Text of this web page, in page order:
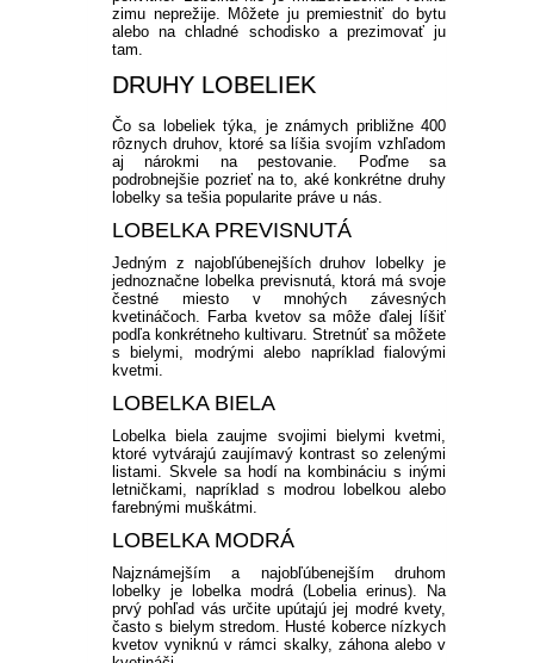
zimu neprežije. Môžete ju premiestniť do bytu
alebo na chladné schodisko a prezimovať ju
tam.
DRUHY LOBELIEK
Čo sa lobeliek týka, je známych približne 400
rôznych druhov, ktoré sa líšia svojím vzhľadom
aj nárokmi na pestovanie. Poďme sa
podrobnejšie pozrieť na to, aké konkrétne druhy
lobelky sa tešia popularite práve u nás.
LOBELKA PREVISNUTÁ
Jedným z najobľúbenejších druhov lobelky je
jednoznačne lobelka previsnutá, ktorá má svoje
čestné miesto v mnohých závesných
kvetináčoch. Farba kvetov sa môže ďalej líšiť
podľa konkrétneho kultivaru. Stretnúť sa môžete
s bielymi, modrými alebo napríklad fialovými
kvetmi.
LOBELKA BIELA
Lobelka biela zaujme svojimi bielymi kvetmi,
ktoré vytvárajú zaujímavý kontrast so zelenými
listami. Skvele sa hodí na kombináciu s inými
letničkami, napríklad s modrou lobelkou alebo
farebnými muškátmi.
LOBELKA MODRÁ
Najznámejším a najobľúbenejším druhom
lobelky je lobelka modrá (Lobelia erinus). Na
prvý pohľad vás určite upútajú jej modré kvety,
často s bielym stredom. Husté koberce nízkych
kvetov vyniknú v rámci skalky, záhona alebo v